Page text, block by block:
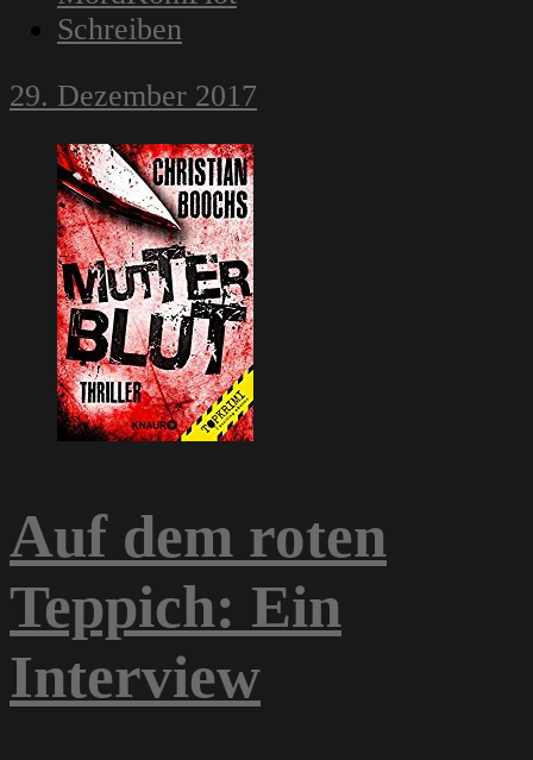
Schreiben
29. Dezember 2017
Auf dem roten
Teppich: Ein
Interview